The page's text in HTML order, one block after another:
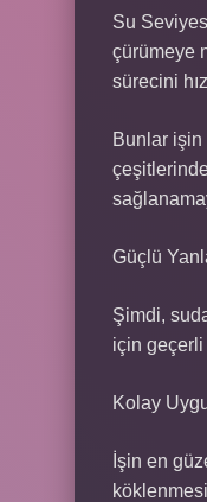
Su
çürümeye
sürecini
Bunlar işin
Güçlü
Şimdi,
için
Kolay
İşin en